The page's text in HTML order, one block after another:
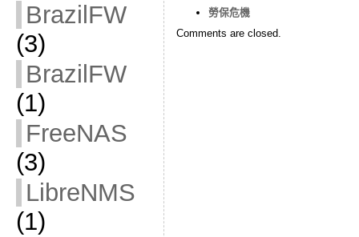
BrazilFW
(3)
BrazilFW
(1)
FreeNAS
(3)
LibreNMS
(1)
勞保危機
Comments are closed.